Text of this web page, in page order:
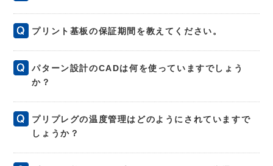
プリント基板の保証期間を教えてください。
パターン設計のCADは何を使っていますでしょう
か？
プリプレグの温度管理はどのようにされていますで
しょうか？